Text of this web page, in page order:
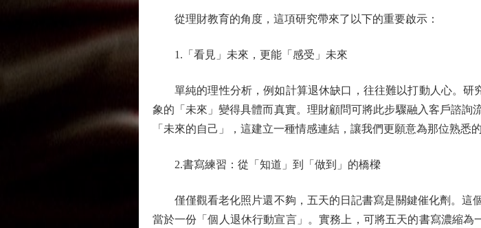
從理財教育的角度，這項研究帶來了以下的重要啟示：
1.「看見」未來，更能「感受」未來
單純的理性分析，例如計算退休缺口，往往難以打動人心。研
象的「未來」變得具體而真實。理財顧問可將此步驟融入客戶諮
「未來的自己」，這建立一種情感連結，讓我們更願意為那位熟悉
2.書寫練習：從「知道」到「做到」的橋樑
僅僅觀看老化照片還不夠，五天的日記書寫是關鍵催化劑。這
當於一份「個人退休行動宣言」。實務上，可將五天的書寫濃縮